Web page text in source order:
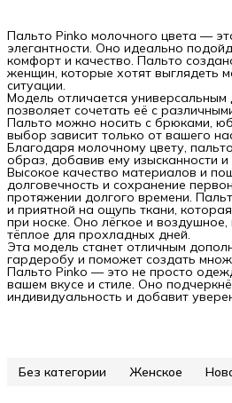
Пальто Pinko молочного цвета —
элегантности. Оно идеально
комфорт и качество. Пальто
женщин, которые хотят выглядеть
ситуации.
Модель отличается универсальным
позволяет сочетать её с
Пальто можно носить с брюками,
выбор зависит только от вашего
Благодаря молочному цвету,
образ, добавив ему изысканности и
Высокое качество материалов и
долговечность и сохранение
протяжении долгого времени.
и приятной на ощупь ткани,
при носке. Оно лёгкое и
тёплое для прохладных дней.
Эта модель станет отличным
гардеробу и поможет создать
Пальто Pinko — это не просто
вашем вкусе и стиле. Оно
индивидуальность и добавит
Без категории Женское